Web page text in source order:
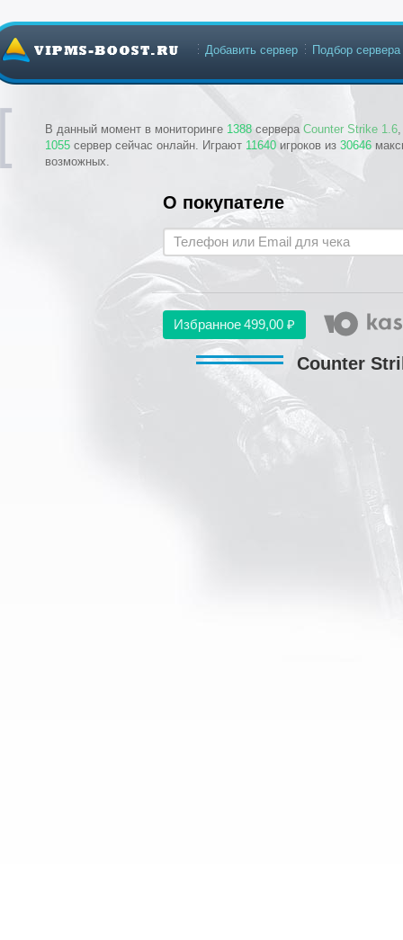
В данный момент в мониторинге 1388 сервера Counter Strike 1.6
1055 сервер сейчас онлайн. Играют 11640 игроков из 30646
возможных.
Добавить сервер Подбор сервера
О покупателе
Избранное499,00 ₽
Counter